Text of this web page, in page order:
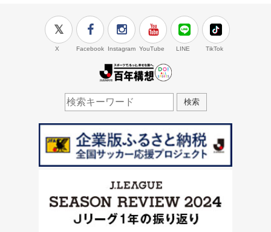
X Facebook Instagram YouTube LINE TikTok
検索